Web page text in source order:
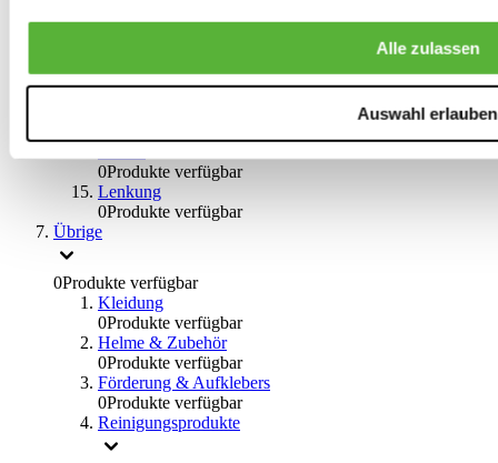
Alle zulassen
Auswahl erlauben
Handbremsen
0Produkte verfügbar
0Produkte verfügbar
Lenkung
0Produkte verfügbar
Übrige
0Produkte verfügbar
Kleidung
0Produkte verfügbar
Helme & Zubehör
0Produkte verfügbar
Förderung & Aufklebers
0Produkte verfügbar
Reinigungsprodukte